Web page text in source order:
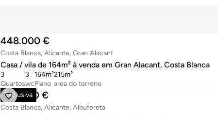
448.000 €
Costa Blanca, Alicante, Gran Alacant
Casa / vila de 164m² à venda em Gran Alacant, Costa Blanca
Quartos
3
wc
3
Plano
164m²
area do terreno
215m²
Exclusiva
750.000 €
Costa Blanca, Alicante, Albufereta